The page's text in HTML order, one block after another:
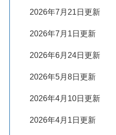
2026年7月21日更新
2026年7月1日更新
2026年6月24日更新
2026年5月8日更新
2026年4月10日更新
2026年4月1日更新